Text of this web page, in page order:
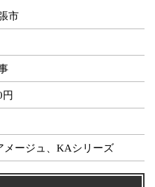
市
円
ージュ、KAシリーズ